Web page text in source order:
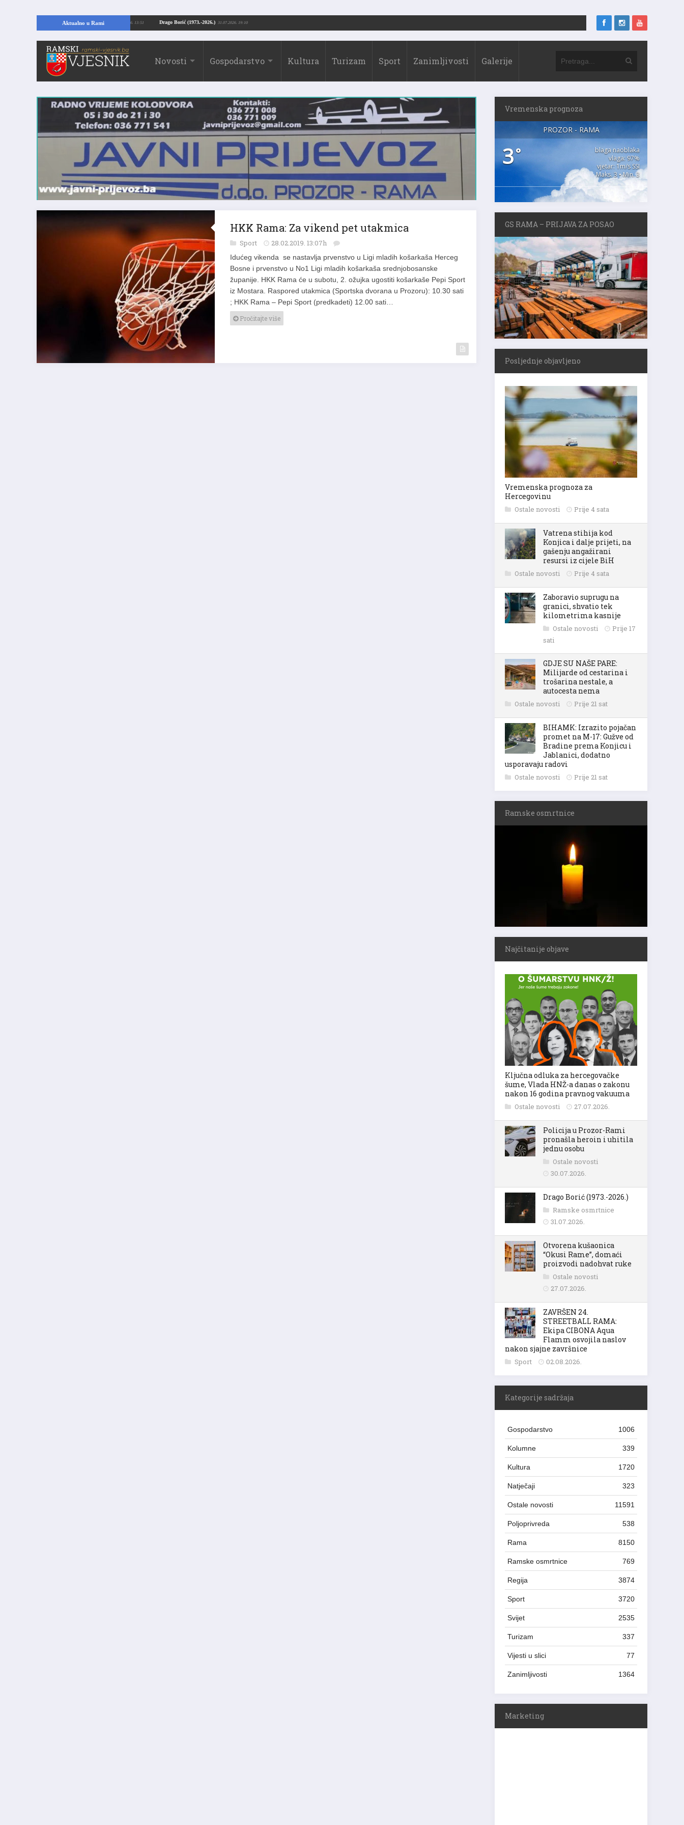
Aktualno u Rami Drago Borić (1973.-2026.) 31.07.2026. 19:10
temelje kuće, pronašao vrijedne arheološke ostatke 24.07.2026. 13:51
Novosti Gospodarstvo Kultura Turizam Sport Zanimljivosti Galerije
HKK Rama: Za vikend pet utakmica
Sport 28.02.2019. 13:07h
Idućeg vikenda se nastavlja prvenstvo u Ligi mladih košarkaša Herceg
Bosne i prvenstvo u No1 Ligi mladih košarkaša srednjobosanske
županije. HKK Rama će u subotu, 2. ožujka ugostiti košarkaše Pepi Sport
iz Mostara. Raspored utakmica (Sportska dvorana u Prozoru): 10.30 sati
; HKK Rama – Pepi Sport (predkadeti) 12.00 sati…
Pročitajte više
Vremenska prognoza
PROZOR - RAMA
3°
blaga naoblaka
vlaga: 97%
vjetar: 1m/s SSI
Maks. 3 • Min. 3
GS RAMA – PRIJAVA ZA POSAO
Posljednje objavljeno
Vremenska prognoza za
Hercegovinu
Ostale novosti Prije 4 sata
Vatrena stihija kod
Konjica i dalje prijeti, na
gašenju angažirani
resursi iz cijele BiH
Ostale novosti Prije 4 sata
Zaboravio suprugu na
granici, shvatio tek
kilometrima kasnije
Ostale novosti
Prije 17
sati
GDJE SU NAŠE PARE:
Milijarde od cestarina i
trošarina nestale, a
autocesta nema
Ostale novosti Prije 21 sat
BIHAMK: Izrazito pojačan
promet na M-17: Gužve od
Bradine prema Konjicu i
Jablanici, dodatno
usporavaju radovi
Ostale novosti Prije 21 sat
Ramske osmrtnice
Najčitanije objave
Ključna odluka za hercegovačke
šume, Vlada HNŽ-a danas o zakonu
nakon 16 godina pravnog vakuuma
Ostale novosti 27.07.2026.
Policija u Prozor-Rami
pronašla heroin i uhitila
jednu osobu
Ostale novosti
30.07.2026.
Drago Borić (1973.-2026.)
Ramske osmrtnice
31.07.2026.
Otvorena kušaonica
“Okusi Rame”, domaći
proizvodi nadohvat ruke
Ostale novosti
27.07.2026.
ZAVRŠEN 24.
STREETBALL RAMA:
Ekipa CIBONA Aqua
Flamm osvojila naslov
nakon sjajne završnice
Sport 02.08.2026.
Kategorije sadržaja
Gospodarstvo 1006
Kolumne 339
Kultura 1720
Natječaji 323
Ostale novosti 11591
Poljoprivreda 538
Rama 8150
Ramske osmrtnice 769
Regija 3874
Sport 3720
Svijet 2535
Turizam 337
Vijesti u slici 77
Zanimljivosti 1364
Marketing